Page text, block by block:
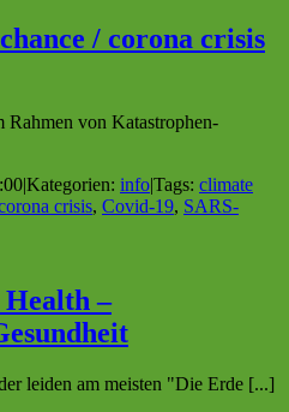
/ corona crisis
von Katastrophen-
|Kategorien: info|Tags: climate
crisis, Covid-19, SARS-
Health –
leiden am meisten "Die Erde [...]